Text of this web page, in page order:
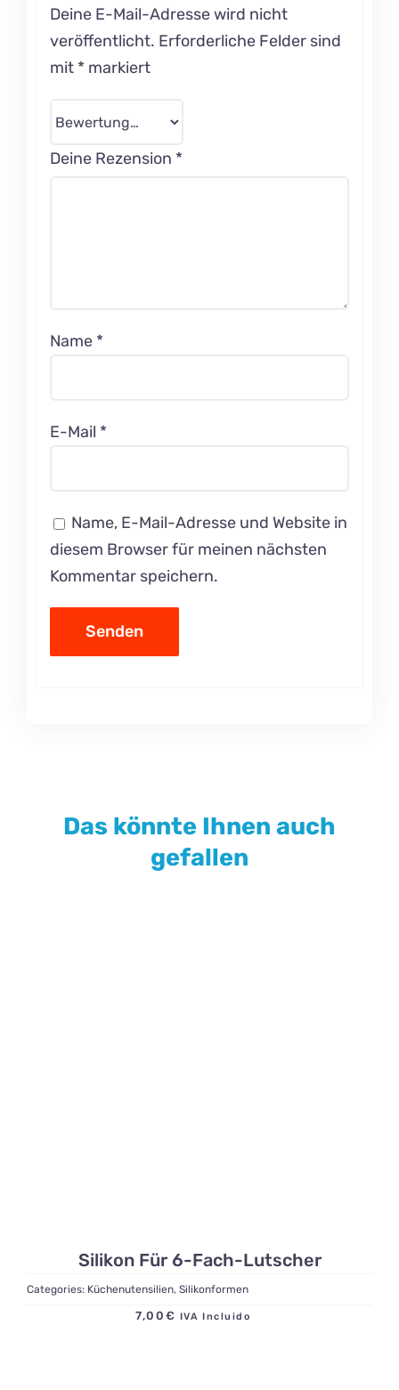
Deine E-Mail-Adresse wird nicht
veröffentlicht. Erforderliche Felder sind
mit * markiert
Deine Rezension *
Name *
E-Mail *
Name, E-Mail-Adresse und Website in
diesem Browser für meinen nächsten
Kommentar speichern.
Das könnte Ihnen auch
gefallen
Silikon Für 6-Fach-Lutscher
Categories: Küchenutensilien, Silikonformen
7,00 € IVA Incluido